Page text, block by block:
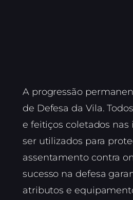
A progressão
de Defesa da Vila.
e feitiços coletados
ser utilizados para
assentamento contra
sucesso na defesa
atributos e